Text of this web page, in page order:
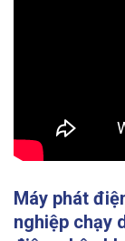
Máy phát
nghiệp chạy